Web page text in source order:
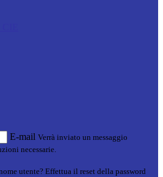
E-mail Verrà inviato un messaggio
necessarie.
utente? Effettua il reset della password